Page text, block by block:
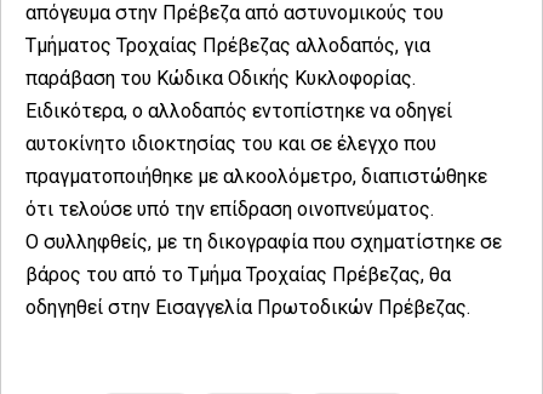
απόγευμα στην Πρέβεζα από αστυνομικούς του
Τμήματος Τροχαίας Πρέβεζας αλλοδαπός, για
παράβαση του Κώδικα Οδικής Κυκλοφορίας.
Ειδικότερα, ο αλλοδαπός εντοπίστηκε να οδηγεί
αυτοκίνητο ιδιοκτησίας του και σε έλεγχο που
πραγματοποιήθηκε με αλκοολόμετρο, διαπιστώθηκε
ότι τελούσε υπό την επίδραση οινοπνεύματος.
Ο συλληφθείς, με τη δικογραφία που σχηματίστηκε σε
βάρος του από το Τμήμα Τροχαίας Πρέβεζας, θα
οδηγηθεί στην Εισαγγελία Πρωτοδικών Πρέβεζας.